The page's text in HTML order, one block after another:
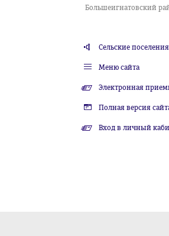
Большеигнатовский
Сельские поселения
Меню сайта
Электронная
Полная версия
Вход в личный